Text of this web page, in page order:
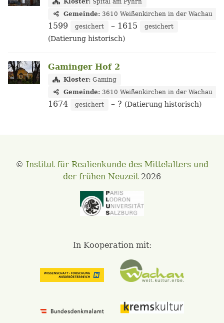
Kloster:Spital am Pyhrn
Gemeinde:3610 Weißenkirchen in der Wachau
1599 gesichert – 1615 gesichert
(Datierung historisch)
Gaminger Hof 2
Kloster:Gaming
Gemeinde:3610 Weißenkirchen in der Wachau
1674 gesichert – ? (Datierung historisch)
© Institut für Realienkunde des Mittelalters und
der frühen Neuzeit2026
In Kooperation mit: